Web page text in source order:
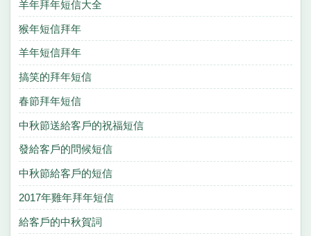
羊年拜年短信大全
猴年短信拜年
羊年短信拜年
搞笑的拜年短信
春節拜年短信
中秋節送給客戶的祝福短信
發給客戶的問候短信
中秋節給客戶的短信
2017年雞年拜年短信
給客戶的中秋賀詞